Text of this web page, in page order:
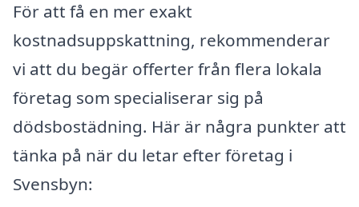
För att få en mer exakt
kostnadsuppskattning, rekommenderar
vi att du begär offerter från flera lokala
företag som specialiserar sig på
dödsbostädning. Här är några punkter att
tänka på när du letar efter företag i
Svensbyn: